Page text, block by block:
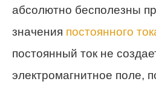
абсолютно бесполезны
значения постоянного
постоянный ток не
электромагнитное поле,